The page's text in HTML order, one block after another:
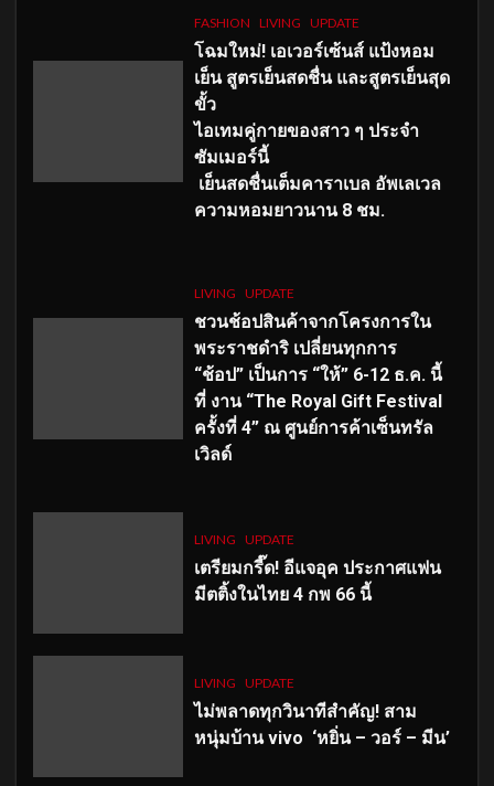
FASHION LIVING UPDATE
โฉมใหม่! เอเวอร์เซ้นส์ แป้งหอม
เย็น สูตรเย็นสดชื่น และสูตรเย็นสุด
ขั้ว
ไอเทมคู่กายของสาว ๆ ประจำ
ซัมเมอร์นี้
เย็นสดชื่นเต็มคาราเบล อัพเลเวล
ความหอมยาวนาน 8 ชม.
LIVING UPDATE
ชวนช้อปสินค้าจากโครงการใน
พระราชดำริ เปลี่ยนทุกการ
“ช้อป” เป็นการ “ให้” 6-12 ธ.ค. นี้
ที่ งาน “The Royal Gift Festival
ครั้งที่ 4” ณ ศูนย์การค้าเซ็นทรัล
เวิลด์
LIVING UPDATE
เตรียมกรี๊ด! อีแจอุค ประกาศแฟน
มีตติ้งในไทย 4 กพ 66 นี้
LIVING UPDATE
ไม่พลาดทุกวินาทีสำคัญ! สาม
หนุ่มบ้าน vivo ‘หยิ่น – วอร์ – มีน’